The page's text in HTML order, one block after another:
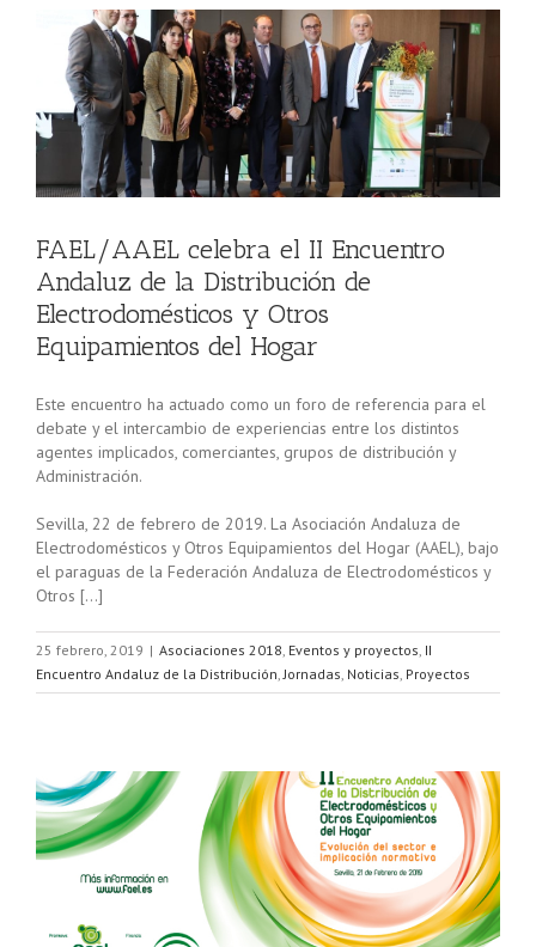
FAEL/AAEL celebra el II Encuentro
Andaluz de la Distribución de
Electrodomésticos y Otros
Equipamientos del Hogar
Este encuentro ha actuado como un foro de referencia para el
debate y el intercambio de experiencias entre los distintos
agentes implicados, comerciantes, grupos de distribución y
Administración.
Sevilla, 22 de febrero de 2019. La Asociación Andaluza de
Electrodomésticos y Otros Equipamientos del Hogar (AAEL), bajo
el paraguas de la Federación Andaluza de Electrodomésticos y
Otros […]
25 febrero, 2019 | Asociaciones 2018, Eventos y proyectos, II
Encuentro Andaluz de la Distribución,Jornadas, Noticias, Proyectos